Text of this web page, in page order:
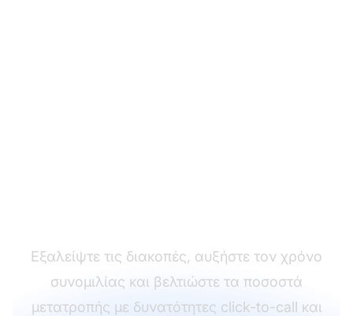
Εξαλείψτε τις διακοπές, αυξήστε τον χρόνο
συνομιλίας και βελτιώστε τα ποσοστά
μετατροπής με δυνατότητες click-to-call και